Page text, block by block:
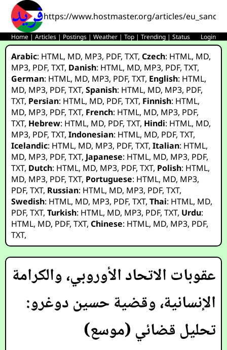
https://www.hostmaster.org/articles/
Home |Articles | Postings |Weather |Top |Trending |Status Login
Arabic: HTML, MD, MP3, PDF,TXT,Czech: HTML, MD,
MP3, PDF,TXT, Danish: HTML, MD, MP3, PDF,TXT,
German: HTML, MD, MP3, PDF,TXT, English: HTML,
MD, MP3, PDF,TXT,Spanish: HTML, MD, MP3, PDF,
TXT, Persian: HTML, MD, PDF,TXT, Finnish: HTML,
MD, MP3, PDF,TXT, French: HTML, MD, MP3, PDF,
TXT, Hebrew: HTML, MD, PDF,TXT, Hindi: HTML, MD,
MP3, PDF,TXT,Indonesian: HTML, MD, PDF,TXT,
Icelandic: HTML, MD, MP3, PDF,TXT,Italian: HTML,
MD, MP3, PDF,TXT, Japanese: HTML, MD, MP3, PDF,
TXT, Dutch: HTML, MD, MP3, PDF,TXT, Polish: HTML,
MD, MP3, PDF,TXT, Portuguese: HTML, MD, MP3,
PDF,TXT, Russian: HTML, MD, MP3, PDF,TXT,
Swedish: HTML, MD, MP3, PDF,TXT,Thai: HTML, MD,
PDF,TXT,Turkish: HTML, MD, MP3, PDF,TXT, Urdu:
HTML, MD, PDF,TXT,Chinese: HTML, MD, MP3, PDF,
TXT,
عقوبات الاتحاد الأوروبي، والكرامة
الإنسانية، وقضية حسين دوغرو:
تحليل قضائي (موسع)